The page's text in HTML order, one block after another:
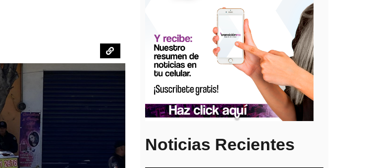
Noticias Recientes